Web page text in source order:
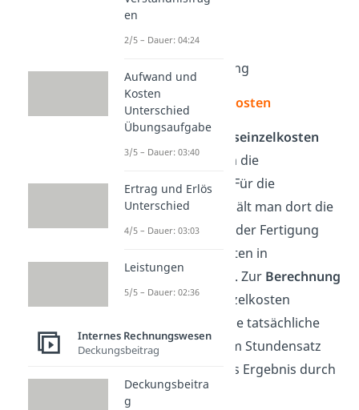
2 Pedale
1 Gangschaltung
Fertigungseinzelkosten
Bei denFertigungseinzelkosten
handelt es sich um die
Fertigungslöhne
. Für die
Kostenrechnung hält man dort die
einzelnen Schritte der Fertigung
und Fertigungszeiten in
Arbeitsplänen fest. Zur Berechnung
der Fertigungseinzelkosten
multiplizierst du die tatsächliche
Arbeitszeit mit dem Stundensatz
und teilst dann das Ergebnis durch
eine Stunde.
en
2/5 – Dauer: 04:24
Aufwand und
Kosten
Unterschied
Übungsaufgabe
3/5 – Dauer: 03:40
Ertrag und Erlös
Unterschied
4/5 – Dauer: 03:03
Leistungen
5/5 – Dauer: 02:36
Internes Rechnungswesen
Deckungsbeitrag
Deckungsbeitra
g